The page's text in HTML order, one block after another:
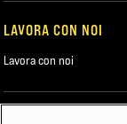
LAVORA CON NOI
Lavora con noi